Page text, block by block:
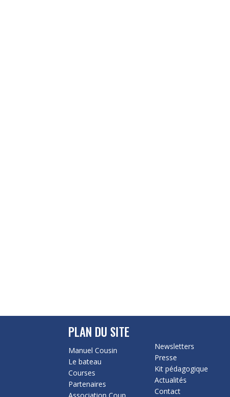
PLAN DU SITE
Manuel Cousin
Le bateau
Courses
Partenaires
Newsletters
Presse
Kit pédagogique
Actualités
Contact